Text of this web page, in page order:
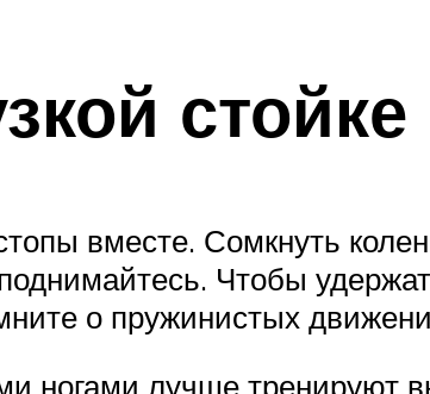
стойке
вместе. Сомкнуть
Чтобы
о пружинистых
ногами лучше тренируют